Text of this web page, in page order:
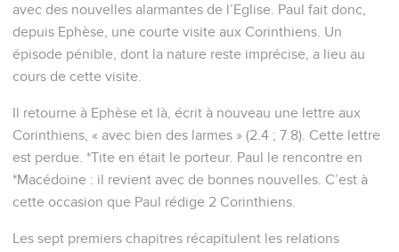
avec des nouvelles alarmantes de l’Eglise. Paul fait donc,
depuis Ephèse, une courte visite aux Corinthiens. Un
épisode pénible, dont la nature reste imprécise, a lieu au
cours de cette visite.
Il retourne à Ephèse et là, écrit à nouveau une lettre aux
Corinthiens, « avec bien des larmes » (2.4 ; 7.8). Cette lettre
est perdue. *Tite en était le porteur. Paul le rencontre en
*Macédoine : il revient avec de bonnes nouvelles. C’est à
cette occasion que Paul rédige 2 Corinthiens.
Les sept premiers chapitres récapitulent les relations